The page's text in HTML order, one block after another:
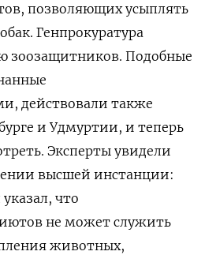
позволяющих усыплять
Генпрокуратура
зоозащитников. Подобные
действовали также
и Удмуртии, и теперь
Эксперты увидели
высшей инстанции:
что
не может служить
животных,